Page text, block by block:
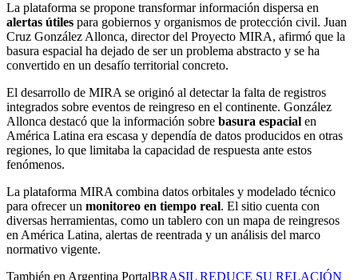
La plataforma se propone transformar información dispersa en
alertas útiles para gobiernos y organismos de protección civil. Juan
Cruz González Allonca, director del Proyecto MIRA, afirmó que la
basura espacial ha dejado de ser un problema abstracto y se ha
convertido en un desafío territorial concreto.
El desarrollo de MIRA se originó al detectar la falta de registros
integrados sobre eventos de reingreso en el continente. González
Allonca destacó que la información sobre basura espacial en
América Latina era escasa y dependía de datos producidos en otras
regiones, lo que limitaba la capacidad de respuesta ante estos
fenómenos.
La plataforma MIRA combina datos orbitales y modelado técnico
para ofrecer un monitoreo en tiempo real. El sitio cuenta con
diversas herramientas, como un tablero con un mapa de reingresos
en América Latina, alertas de reentrada y un análisis del marco
normativo vigente.
También en Argentina PortalBRASIL REDUCE SU RELACIÓN